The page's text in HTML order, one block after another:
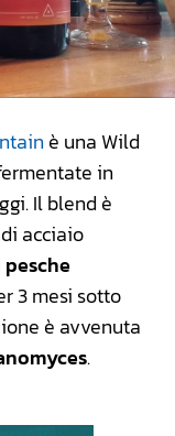
è una Wild
in
Il blend è
acciaio
pesche
3 mesi sotto
è avvenuta
.